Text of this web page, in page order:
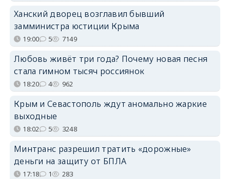
Ханский дворец возглавил бывший
замминистра юстиции Крыма
19:00 5 7149
Любовь живёт три года? Почему новая песня
стала гимном тысяч россиянок
18:20 4 962
Крым и Севастополь ждут аномально жаркие
выходные
18:02 5 3248
Минтранс разрешил тратить «дорожные»
деньги на защиту от БПЛА
17:18 1 283